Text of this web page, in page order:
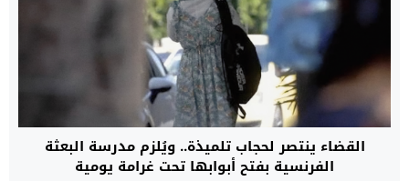
القضاء ينتصر لحجاب تلميذة.. ويُلزم مدرسة البعثة
الفرنسية بفتح أبوابها تحت غرامة يومية